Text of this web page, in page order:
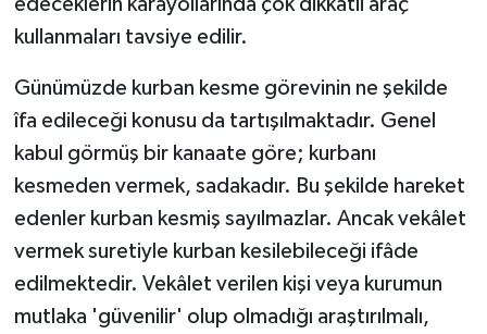
edeceklerin karayollarında çok dikkatli araç
kullanmaları tavsiye edilir.
Günümüzde kurban kesme görevinin ne şekilde
îfa edileceği konusu da tartışılmaktadır. Genel
kabul görmüş bir kanaate göre; kurbanı
kesmeden vermek, sadakadır. Bu şekilde hareket
edenler kurban kesmiş sayılmazlar. Ancak vekâlet
vermek suretiyle kurban kesilebileceği ifâde
edilmektedir. Vekâlet verilen kişi veya kurumun
mutlaka 'güvenilir' olup olmadığı araştırılmalı,